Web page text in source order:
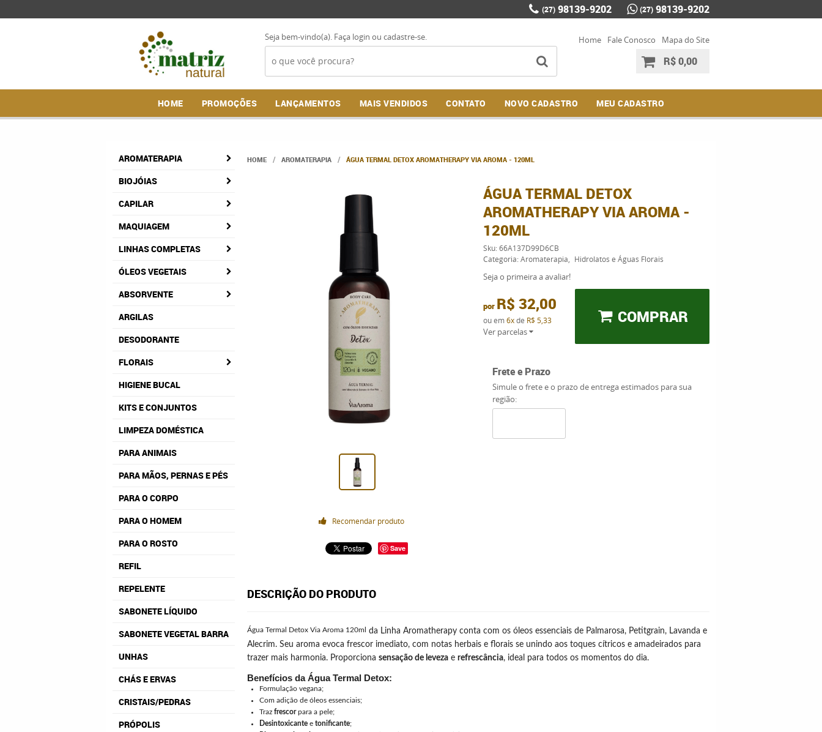
(27) 98139-9202 (27) 98139-9202
Seja bem-vindo(a). Faça login ou cadastre-se. Home Fale Conosco Mapa do Site
R$ 0,00
HOME PROMOÇÕES LANÇAMENTOS MAIS VENDIDOS CONTATO NOVO CADASTRO MEU CADASTRO
AROMATERAPIA
BIOJÓIAS
CAPILAR
MAQUIAGEM
LINHAS COMPLETAS
ÓLEOS VEGETAIS
ABSORVENTE
ARGILAS
DESODORANTE
FLORAIS
HIGIENE BUCAL
KITS E CONJUNTOS
LIMPEZA DOMÉSTICA
PARA ANIMAIS
PARA MÃOS, PERNAS E PÉS
PARA O CORPO
PARA O HOMEM
PARA O ROSTO
REFIL
REPELENTE
SABONETE LÍQUIDO
SABONETE VEGETAL BARRA
UNHAS
CHÁS E ERVAS
CRISTAIS/PEDRAS
PRÓPOLIS
HOME AROMATERAPIA ÁGUA TERMAL DETOX AROMATHERAPY VIA AROMA - 120ML
Recomendar produto
Save
ÁGUA TERMAL DETOX
AROMATHERAPY VIA AROMA -
120ML
Sku:66A137D99D6CB
Categoria: Aromaterapia Hidrolatos e Águas Florais
Seja o primeira a avaliar!
por R$ 32,00
ou em6xde R$ 5,33
Ver parcelas
COMPRAR
Frete e Prazo
Simule o frete e o prazo de entrega estimados para sua
região:
DESCRIÇÃO DO PRODUTO
Água Termal Detox Via Aroma 120ml
da Linha Aromatherapy conta com os óleos essenciais de Palmarosa, Petitgrain, Lavanda e
Alecrim. Seu aroma evoca frescor imediato, com notas herbais e florais se unindo aos toques cítricos e amadeirados para
trazer mais harmonia. Proporciona sensação de leveza e refrescância, ideal para todos os momentos do dia.
Benefícios da Água Termal Detox:
Formulação vegana;
Com adição de óleos essenciais;
Traz frescorpara a pele;
Desintoxicante e tonificante;